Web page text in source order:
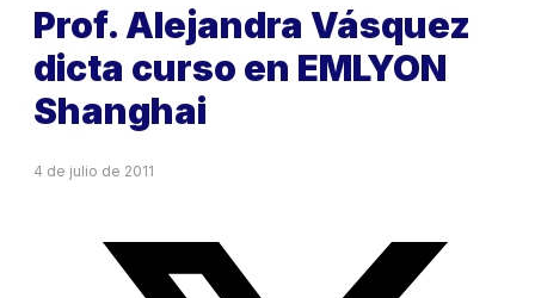
Prof. Alejandra Vásquez
dicta curso en EMLYON
Shanghai
4 de julio de 2011